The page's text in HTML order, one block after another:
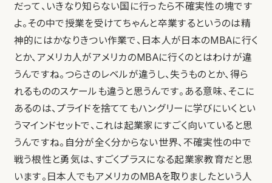
だって、いきなり知らない国に行ったら不確実性の塊です
よ。その中で授業を受けてちゃんと卒業するというのは精
神的にはかなりきつい作業で、日本人が日本のMBAに行く
とか、アメリカ人がアメリカのMBAに行くのとはわけが違
うんですね。つらさのレベルが違うし、失うものとか、得ら
れるもののスケールも違うと思うんです。ある意味、そこに
あるのは、プライドを捨ててもハングリーに学びにいくとい
うマインドセットで、これは起業家にすごく向いていると思
うんですね。自分が全く分からない世界、不確実性の中で
戦う根性と勇気は、すごくプラスになる起業家教育だと思
います。日本人でもアメリカのMBAを取りましたという人